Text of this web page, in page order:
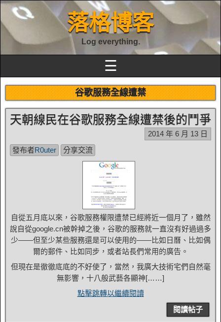
落格博客
Log everything.
☰
谷歌服務全線遭禁
天朝線民在谷歌服務全線遭禁後的鬥爭
2014 年 6 月 13 日
發布者R0uter 分享交流
自從五月底以來，谷歌服務權限遭禁已經將近一個月了，雖然
說自從google.cn被幹掉之後，谷歌的服務就一直沒有好過過多
少——但至少某些服務還是可以使用的——比如日曆、比如偶
爾的郵件、比如同步，或者站長們常用的廣告。
但現在是徹徹底底的不好使了，當然，我廣大技術宅們自然毫
無影響，十八般武藝各顯神[……]
點擊跳轉以繼續閱讀
閱讀帖子